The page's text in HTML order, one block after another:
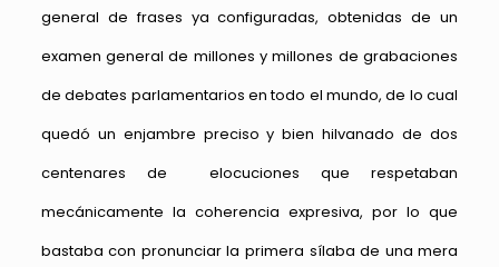
general de frases ya configuradas, obtenidas de un
examen general de millones y millones de grabaciones
de debates parlamentarios en todo el mundo, de lo cual
quedó un enjambre preciso y bien hilvanado de dos
centenares de elocuciones que respetaban
mecánicamente la coherencia expresiva, por lo que
bastaba con pronunciar la primera sílaba de una mera